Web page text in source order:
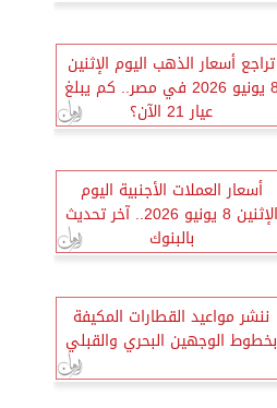
تراجع أسعار الذهب اليوم الإثنين
8 يونيو 2026 في مصر.. كم يبلغ
عيار 21 الآن؟
أسعار العملات الأجنبية اليوم
الإثنين 8 يونيو 2026.. آخر تحديث
بالبنوك
ننشر مواعيد القطارات المكيفة
بخطوط الوجهين البحري والقبلي